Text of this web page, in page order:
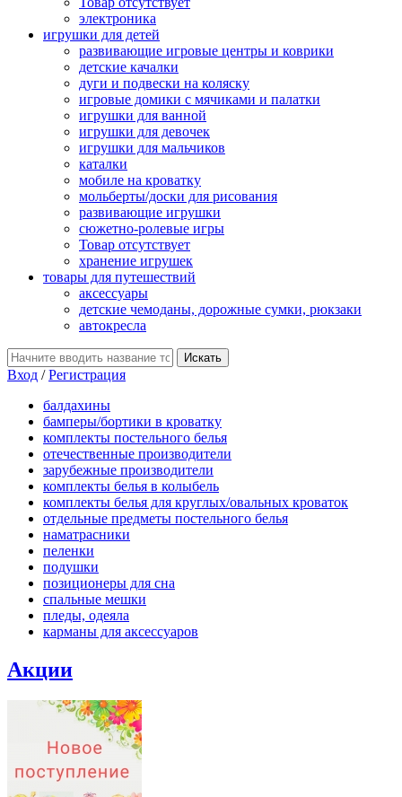
электроника
игрушки для детей
развивающие игровые центры и коврики
детские качалки
дуги и подвески на коляску
игровые домики с мячиками и палатки
игрушки для ванной
игрушки для девочек
игрушки для мальчиков
каталки
мобиле на кроватку
мольберты/доски для рисования
развивающие игрушки
сюжетно-ролевые игры
Товар отсутствует
хранение игрушек
товары для путешествий
аксессуары
детские чемоданы, дорожные сумки, рюкзаки
автокресла
Вход /Регистрация
балдахины
бамперы/бортики в кроватку
комплекты постельного белья
отечественные производители
зарубежные производители
комплекты белья в колыбель
комплекты белья для круглых/овальных кроваток
отдельные предметы постельного белья
наматрасники
пеленки
подушки
позиционеры для сна
спальные мешки
пледы, одеяла
карманы для аксеcсуаров
Акции